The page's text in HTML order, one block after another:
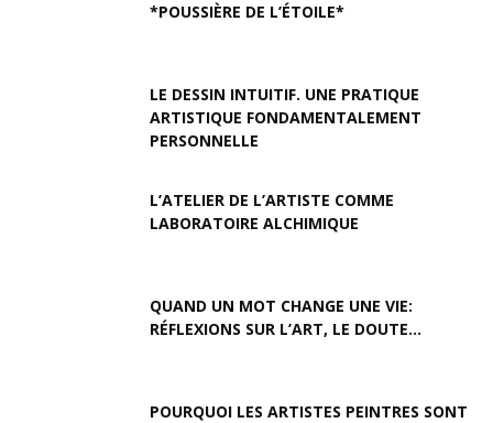
*POUSSIÈRE DE L’ÉTOILE*
LE DESSIN INTUITIF. UNE PRATIQUE
ARTISTIQUE FONDAMENTALEMENT
PERSONNELLE
L’ATELIER DE L’ARTISTE COMME
LABORATOIRE ALCHIMIQUE
QUAND UN MOT CHANGE UNE VIE:
RÉFLEXIONS SUR L’ART, LE DOUTE...
POURQUOI LES ARTISTES PEINTRES SONT